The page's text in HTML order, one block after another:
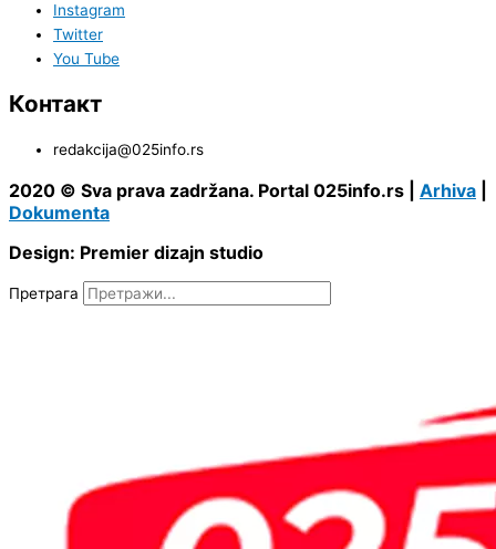
Instagram
Twitter
You Tube
Контакт
redakcija@025info.rs
2020 © Sva prava zadržana. Portal 025info.rs | Arhiva
Dokumenta
Design: Premier dizajn studio
Претрага